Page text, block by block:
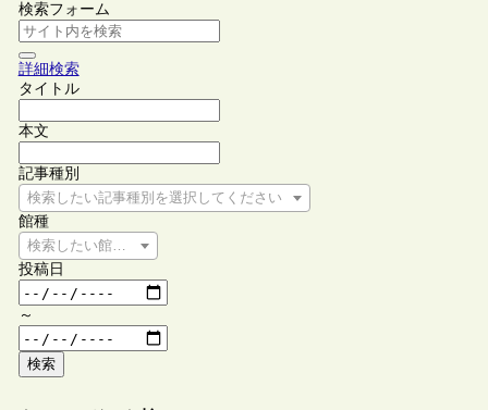
検索フォーム
詳細検索
タイトル
本文
記事種別
検索したい記事種別を選択してください
館種
検索したい館種を選択してください
投稿日
～
検索